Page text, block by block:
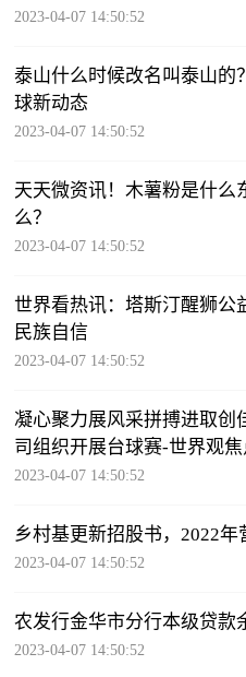
2023-04-07 14:50:52
泰山什么时候改名叫泰山的
球新动态
2023-04-07 14:50:52
天天微资讯！木薯粉是什么
么？
2023-04-07 14:50:52
世界看热讯：塔斯汀醒狮公
民族自信
2023-04-07 14:50:52
凝心聚力展风采拼搏进取
司组织开展台球赛-世界观焦
2023-04-07 14:50:52
乡村基更新招股书，2022年
2023-04-07 14:50:52
农发行金华市分行本级贷款
2023-04-07 14:50:52